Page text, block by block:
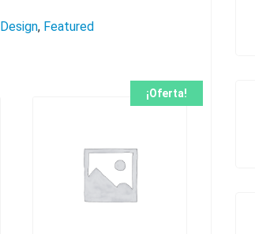
Design, Featured
¡Oferta!